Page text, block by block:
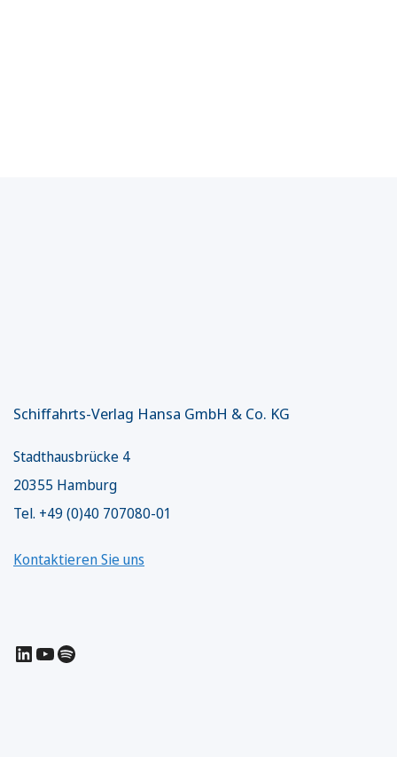
Schiffahrts-Verlag Hansa GmbH & Co. KG
Stadthausbrücke 4
20355 Hamburg
Tel. +49 (0)40 707080-01
Kontaktieren Sie uns
LinkedIn
YouTube
Spotify